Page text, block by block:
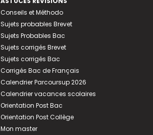
Conseils et Méthodo
Sujets probables Brevet
Sujets Probables Bac
Sujets corrigés Brevet
Sujets corrigés Bac
Corrigés Bac de Français
Calendrier Parcoursup 2026
Calendrier vacances scolaires
Orientation Post Bac
Orientation Post Collège
Mon master